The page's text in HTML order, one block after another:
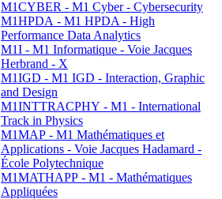
M1CYBER - M1 Cyber - Cybersecurity
M1HPDA - M1 HPDA - High
Performance Data Analytics
M1I - M1 Informatique - Voie Jacques
Herbrand - X
M1IGD - M1 IGD - Interaction, Graphic
and Design
M1INTTRACPHY - M1 - International
Track in Physics
M1MAP - M1 Mathématiques et
Applications - Voie Jacques Hadamard -
École Polytechnique
M1MATHAPP - M1 - Mathématiques
Appliquées